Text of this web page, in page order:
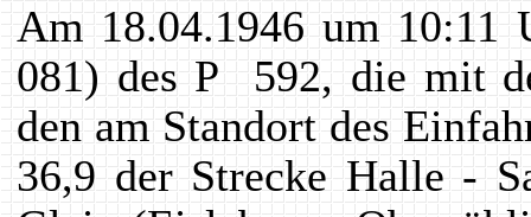
Am 18.04.1946 um
081) des P 592, die mit
den am Standort des
36,9 der Strecke Halle -